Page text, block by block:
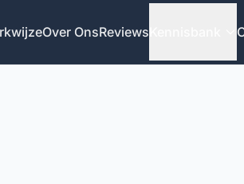
Over OnsReviews